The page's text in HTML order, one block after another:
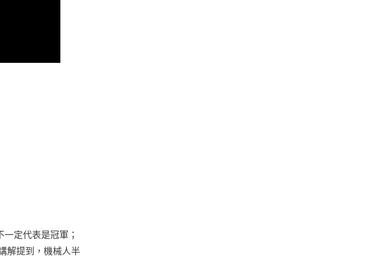
定代表是冠軍；
解提到，機械人半